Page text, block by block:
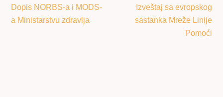
Dopis NORBS-a i MODS-
a Ministarstvu zdravlja
Izveštaj sa evropskog
sastanka Mreže Linije
Pomoći